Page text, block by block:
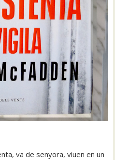
va de senyora, viuen en un